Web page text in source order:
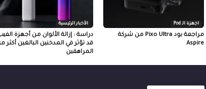
الأخبار الرئيسية
دراسة : إزالة الألوان من أجهزة
قد تؤثر في المدخنين البالغين أكثر
المراهقين
اجهزة الـ Pod
مراجعة بود Pixo Ultra من شركة
Aspire